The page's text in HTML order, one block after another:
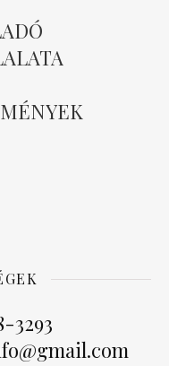
3293